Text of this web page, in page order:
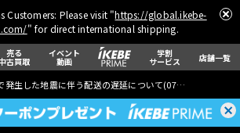
Customers: Please visit "https://global.ikebe-
" for direct international shipping.
売る
古買取
イベント
動画
学割
サービス 店舗一覧
発生した地震に伴う配送の遅延について(07月29日